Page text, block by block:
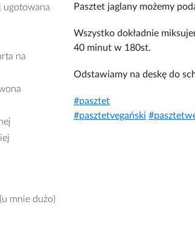
ugotowana
na
mnie dużo)
Pasztet jaglany możemy
Wszystko dokładnie
40 minut w 180st.
Odstawiamy na deskę do
#pasztet
#pasztetvegański #